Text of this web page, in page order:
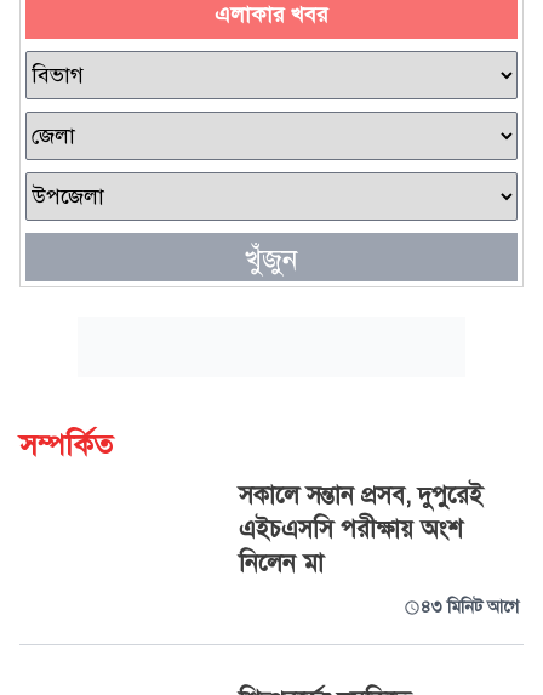
এলাকার খবর
খুঁজুন
সম্পর্কিত
সকালে সন্তান প্রসব, দুপুরেই
এইচএসসি পরীক্ষায় অংশ
নিলেন মা
৪৩ মিনিট আগে